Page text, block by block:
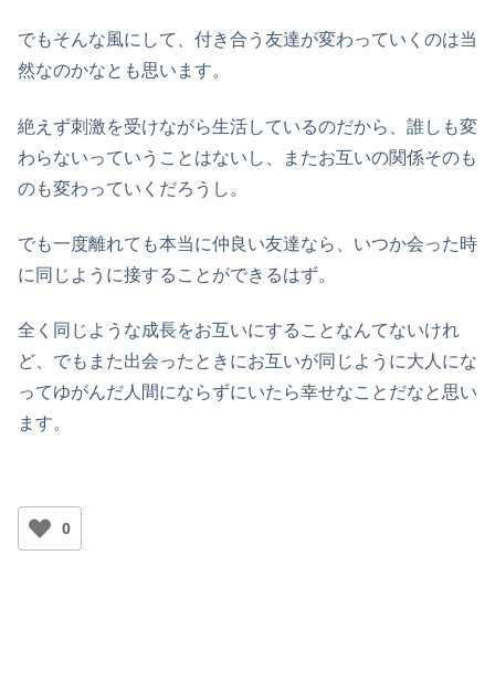
でもそんな風にして、付き合う友達が変わっていくのは当
然なのかなとも思います。
絶えず刺激を受けながら生活しているのだから、誰しも変
わらないっていうことはないし、またお互いの関係そのも
のも変わっていくだろうし。
でも一度離れても本当に仲良い友達なら、いつか会った時
に同じように接することができるはず。
全く同じような成長をお互いにすることなんてないけれ
ど、でもまた出会ったときにお互いが同じように大人にな
ってゆがんだ人間にならずにいたら幸せなことだなと思い
ます。
0